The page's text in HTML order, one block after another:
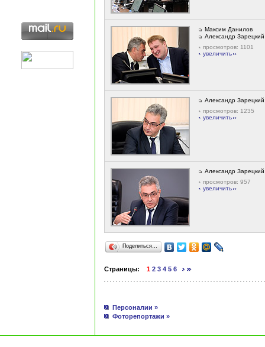
Максим Данилов
Александр Зарецкий
просмотров: 1101
увеличить
Александр Зарецкий
просмотров: 1235
увеличить
Александр Зарецкий
просмотров: 957
увеличить
Поделиться…
Страницы: 1 2 3 4 5 6
Персоналии »
Фоторепортажи »